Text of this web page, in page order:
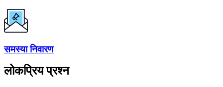
समस्या निवारण
लोकप्रिय प्रश्न